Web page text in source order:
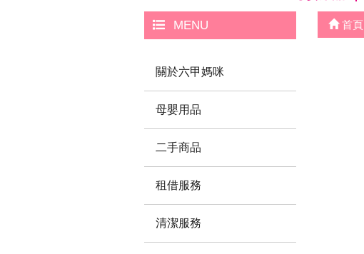
MENU
關於六甲媽咪
母嬰用品
二手商品
租借服務
清潔服務
首頁